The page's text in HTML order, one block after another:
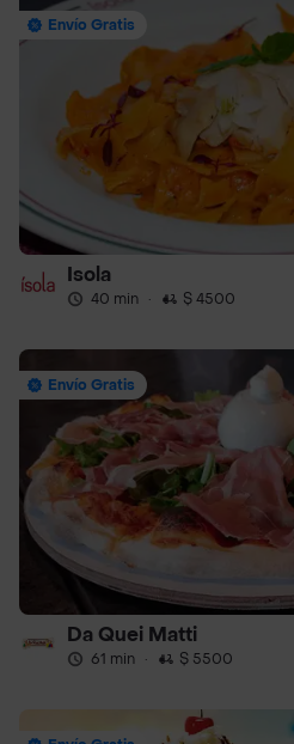
Envío Gratis
Isola
40 min · $ 4500
Envío Gratis
Da Quei Matti
61 min · $ 5500